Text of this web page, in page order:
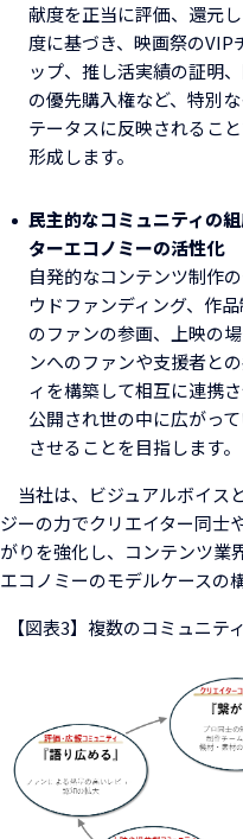
献度を正当に評価、還元
度に基づき、映画祭のVIP
ップ、推し活実績の証明
の優先購入権など、特別
テータスに反映されるこ
形成します。
民主的なコミュニティの
ターエコノミーの活性化
自発的なコンテンツ制作
ウドファンディング、作
のファンの参画、上映の
ンへのファンや支援者と
ィを構築して相互に連携
公開され世の中に広がっ
させることを目指します。
当社は、ビジュアルボイス
ジーの力でクリエイター同士
がりを強化し、コンテンツ業
エコノミーのモデルケースの
【図表3】複数のコミュニ